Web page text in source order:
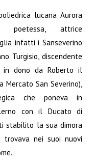
lucana Aurora
attrice
infatti i Sanseverino
Turgisio, discendente
in dono da Roberto il
Mercato San Severino),
che poneva in
con il Ducato di
stabilito la sua dimora
nei suoi nuovi